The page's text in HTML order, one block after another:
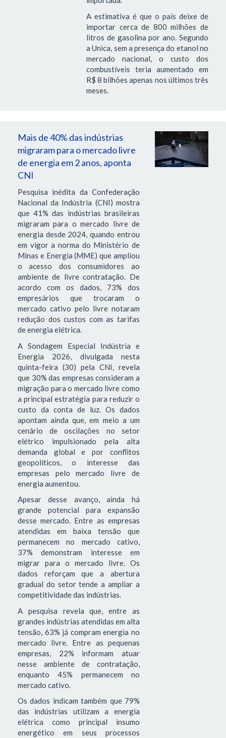
A estimativa é que o país deixe de
importar cerca de 800 milhões de
litros de gasolina por ano. Segundo
a Unica, sem a presença do etanol no
mercado nacional, o custo dos
combustíveis teria aumentado em
R$ 8 bilhões apenas nos últimos três
meses.
Mais de 40% das indústrias
migraram para o mercado livre
de energia em 2 anos, aponta
CNI
Pesquisa inédita da Confederação
Nacional da Indústria (CNI) mostra
que 41% das indústrias brasileiras
migraram para o mercado livre de
energia desde 2024, quando entrou
em vigor a norma do Ministério de
Minas e Energia (MME) que ampliou
o acesso dos consumidores ao
ambiente de livre contratação. De
acordo com os dados, 73% dos
empresários que trocaram o
mercado cativo pelo livre notaram
redução dos custos com as tarifas
de energia elétrica.
A Sondagem Especial Indústria e
Energia 2026, divulgada nesta
quinta-feira (30) pela CNI, revela
que 30% das empresas consideram a
migração para o mercado livre como
a principal estratégia para reduzir o
custo da conta de luz. Os dados
apontam ainda que, em meio a um
cenário de oscilações no setor
elétrico impulsionado pela alta
demanda global e por conflitos
geopolíticos, o interesse das
empresas pelo mercado livre de
energia aumentou.
Apesar desse avanço, ainda há
grande potencial para expansão
desse mercado. Entre as empresas
atendidas em baixa tensão que
permanecem no mercado cativo,
37% demonstram interesse em
migrar para o mercado livre. Os
dados reforçam que a abertura
gradual do setor tende a ampliar a
competitividade das indústrias.
A pesquisa revela que, entre as
grandes indústrias atendidas em alta
tensão, 63% já compram energia no
mercado livre. Entre as pequenas
empresas, 22% informam atuar
nesse ambiente de contratação,
enquanto 45% permanecem no
mercado cativo.
Os dados indicam também que 79%
das indústrias utilizam a energia
elétrica como principal insumo
energético em seus processos